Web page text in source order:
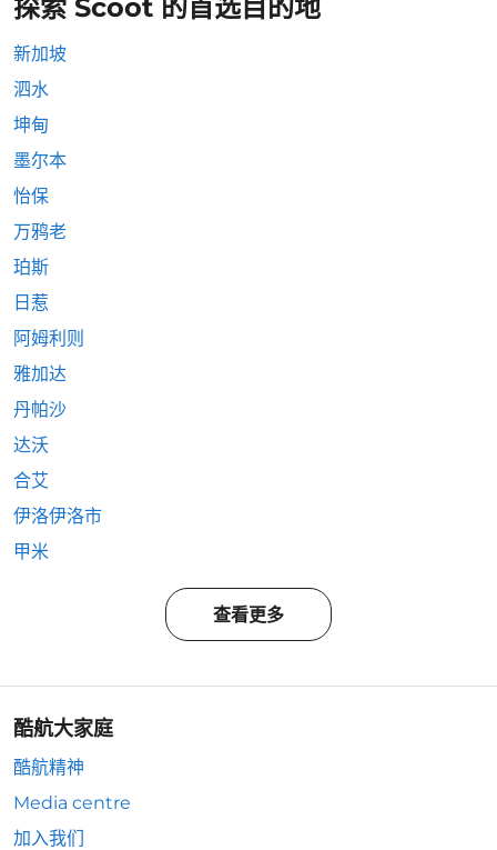
探索 Scoot 的首选目的地
新加坡
泗水
坤甸
墨尔本
怡保
万鸦老
珀斯
日惹
阿姆利则
雅加达
丹帕沙
达沃
合艾
伊洛伊洛市
甲米
查看更多
酷航大家庭
酷航精神
Media centre
加入我们